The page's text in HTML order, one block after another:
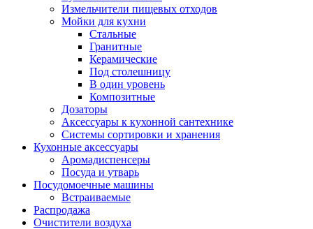
Измельчители пищевых отходов
Мойки для кухни
Стальные
Гранитные
Керамические
Под столешницу
В один уровень
Композитные
Дозаторы
Аксессуары к кухонной сантехнике
Системы сортировки и хранения
Кухонные аксессуары
Аромадиспенсеры
Посуда и утварь
Посудомоечные машины
Встраиваемые
Распродажа
Очистители воздуха